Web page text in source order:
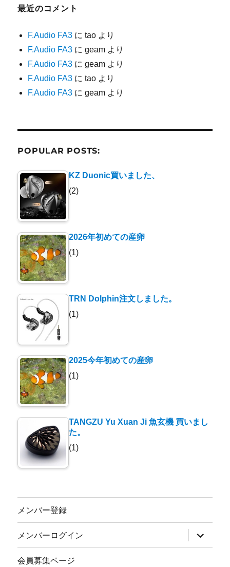
最近のコメント
F.Audio FA3 にtao より
F.Audio FA3 にgeam より
F.Audio FA3 にgeam より
F.Audio FA3 にtao より
F.Audio FA3 にgeam より
POPULAR POSTS:
KZ Duonic買いました、
(2)
2026年初めての産卵
(1)
TRN Dolphin注文しました。
(1)
2025今年初めての産卵
(1)
TANGZU Yu Xuan Ji 魚玄機 買いまし
た。
(1)
メンバー登録
メンバーログイン
ブ
メ
会員募集ページ